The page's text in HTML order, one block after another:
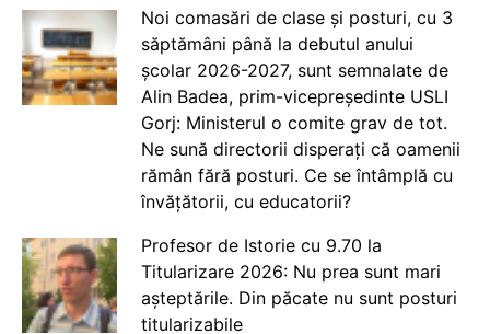
Noi comasări de clase și posturi, cu 3
săptămâni până la debutul anului
școlar 2026-2027, sunt semnalate de
Alin Badea, prim-vicepreședinte USLI
Gorj: Ministerul o comite grav de tot.
Ne sună directorii disperați că oamenii
rămân fără posturi. Ce se întâmplă cu
învățătorii, cu educatorii?
Profesor de Istorie cu 9.70 la
Titularizare 2026: Nu prea sunt mari
așteptările. Din păcate nu sunt posturi
titularizabile